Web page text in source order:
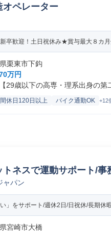
オペレーター
卒歓迎！土日祝休み★賞与最大８カ月
栗東市下鈎
万円
29歳以下の高専・理系出身の第
休日120日以上 バイク通勤OK +12
ネスで運動サポート/事
ャパン
」をサポート/週休2日/日祝休/長期休
宮崎市大橋